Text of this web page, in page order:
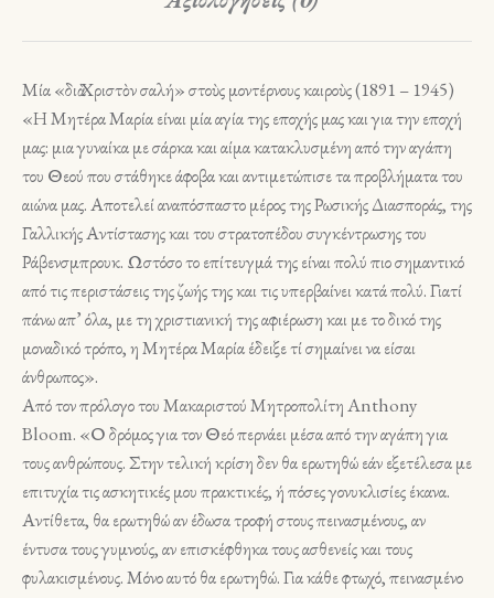
Μία «διὰ Χριστὸν σαλή» στοὺς μοντέρνους καιροὺς (1891 – 1945)
«Η Μητέρα Μαρία είναι μία αγία της εποχής μας και για την εποχή
μας: μια γυναίκα με σάρκα και αίμα κατακλυσμένη από την αγάπη
του Θεού που στάθηκε άφοβα και αντιμετώπισε τα προβλήματα του
αιώνα μας. Αποτελεί αναπόσπαστο μέρος της Ρωσικής Διασποράς, της
Γαλλικής Αντίστασης και του στρατοπέδου συγκέντρωσης του
Ράβενσμπρουκ. Ωστόσο το επίτευγμά της είναι πολύ πιο σημαντικό
από τις περιστάσεις της ζωής της και τις υπερβαίνει κατά πολύ. Γιατί
πάνω απ’ όλα, με τη χριστιανική της αφιέρωση και με το δικό της
μοναδικό τρόπο, η Μητέρα Μαρία έδειξε τί σημαίνει να είσαι
άνθρωπος».
Από τον πρόλογο του Μακαριστού Μητροπολίτη Anthony
Bloom. «Ο δρόμος για τον Θεό περνάει μέσα από την αγάπη για
τους ανθρώπους. Στην τελική κρίση δεν θα ερωτηθώ εάν εξετέλεσα με
επιτυχία τις ασκητικές μου πρακτικές, ή πόσες γονυκλισίες έκανα.
Αντίθετα, θα ερωτηθώ αν έδωσα τροφή στους πεινασμένους, αν
έντυσα τους γυμνούς, αν επισκέφθηκα τους ασθενείς και τους
φυλακισμένους. Μόνο αυτό θα ερωτηθώ. Για κάθε φτωχό, πεινασμένο